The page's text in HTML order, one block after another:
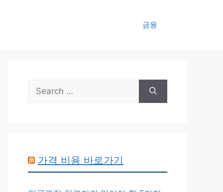
금융
Search
for:
가격 비용 바로가기